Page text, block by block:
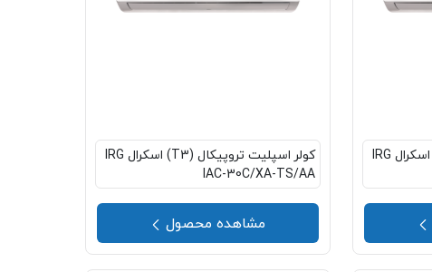
کولر اسپلیت تروپیکال (T3) اسکرال IRG
کولر اسپلیت تروپیکال (T3) اسکرال IRG
IAC-30C/XA-TS/AA
مشاهده محصول